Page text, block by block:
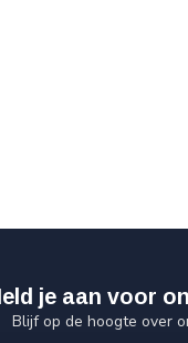
je aan voor
Blijf op de hoogte over